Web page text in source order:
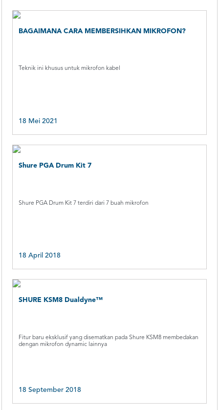
BAGAIMANA CARA MEMBERSIHKAN MIKROFON?
Teknik ini khusus untuk mikrofon kabel
18 Mei 2021
Shure PGA Drum Kit 7
Shure PGA Drum Kit 7 terdiri dari 7 buah mikrofon
18 April 2018
SHURE KSM8 Dualdyne™
Fitur baru eksklusif yang disematkan pada Shure KSM8 membedakan
dengan mikrofon dynamic lainnya
18 September 2018